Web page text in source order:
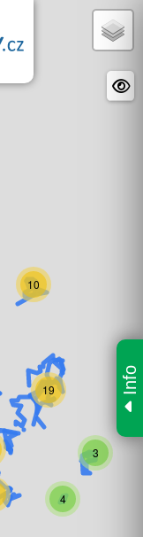
Info
3
10
4
19